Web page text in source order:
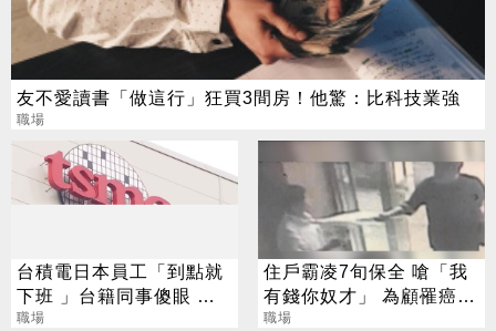
友不愛讀書「做這行」狂買3間房！他驚：比科技業強
職場
台積電日本員工「到點就
下班 」台籍同事傻眼 網
驚：失算了
職場
住戶霸凌7旬保全 嗆「我
有錢你奴才」 為顧罹癌妻
隱忍一年才投訴
職場